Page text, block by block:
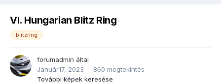
VI. Hungarian Blitz Ring
blitzring
forumadmin által
Január17, 2023
860 megtekintés
További képek keresése